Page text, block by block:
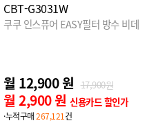
CBT-G3031W
쿠쿠 인스퓨어 EASY필터 방수 비데
월 12,900 원 17,900원
월 2,900 원 신용카드 할인가
·누적구매267,121건